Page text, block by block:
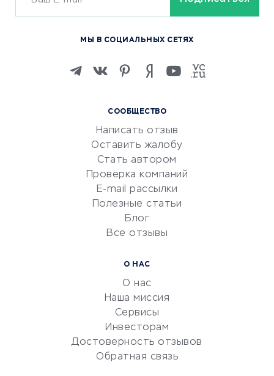
ОБУЧЕНИЕ И РАБОТА
Изучение иностранных
Маркетинг и продажи
Репетиторство
Красота и здоровье
Сервисы по поиску работы
Сетевой маркетинг
УСЛУГИ ДЛЯ БИЗНЕСА
документооборот
Юридические компании
СООБЩЕСТВО
Написать отзыв
Оставить жалобу
Стать автором
Проверка компаний
E-mail рассылки
Полезные статьи
Блог
Все отзывы
О НАС
О нас
Наша миссия
Сервисы
Инвесторам
Достоверность отзывов
Обратная связь
МЫ В СОЦИАЛЬНЫХ СЕТЯХ